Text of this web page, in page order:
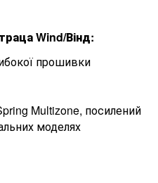
Wind/Вінд:
прошивки
Multizone, посилений
моделях